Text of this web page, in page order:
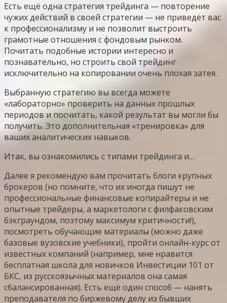
Есть ещё одна стратегия трейдинга — повторение
чужих действий в своей стратегии — не приведёт вас
к профессионализму и не позволит выстроить
грамотные отношения с фондовым рынком.
Почитать подобные истории интересно и
познавательно, но строить свой трейдинг
исключительно на копировании очень плохая затея.
Выбранную стратегию вы всегда можете
«лабораторно» проверить на данных прошлых
периодов и посчитать, какой результат вы могли бы
получить. Это дополнительная «тренировка» для
ваших аналитических навыков.
Итак, вы ознакомились с типами трейдинга и…
Далее я рекомендую вам прочитать блоги крупных
брокеров (но помните, что их иногда пишут не
профессиональные финансовые копирайтеры и не
опытные трейдеры, а маркетологи с филфаковским
бэкграундом, поэтому максимум критичности!),
посмотреть обучающие материалы (можно даже
базовые вузовские учебники), пройти онлайн-курс от
известных компаний (например, мне нравится
бесплатная школа для новичков Инвестиции 101 от
БКС, из русскоязычных материалов она самая
сбалансированная). Есть ещё один способ — нанять
преподавателя по биржевому делу из бывших